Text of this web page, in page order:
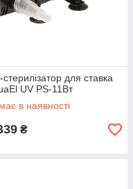
для ставка
UV PS-11Вт
в наявності
₴